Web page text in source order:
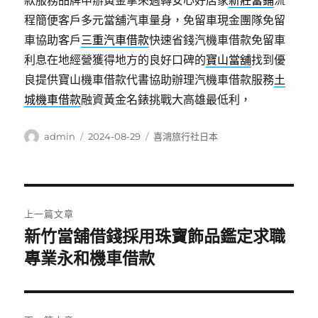
程簡便客戶多元當舖汽車量身，免留車現金團隊免留
車協助客戶三重汽車借款快速省錢汽機車借款免留車
利息在地經營獲得地方的良好口碑的寶山當舖找到優
良提供寶山機車借款代書協助辦理汽機車借款服務土
城機車借款融資黃金名錶挑戰大高雄最低利，
作
admin
發
2024-08-29
分
喜鴻旅行社日本
章
導
覽
上一篇文章
上
一
文
章:
新竹當舖借錢採用珠寶飾品鑑定求職
專業永和機車借款